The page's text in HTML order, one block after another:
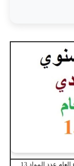
عدد المواد 13